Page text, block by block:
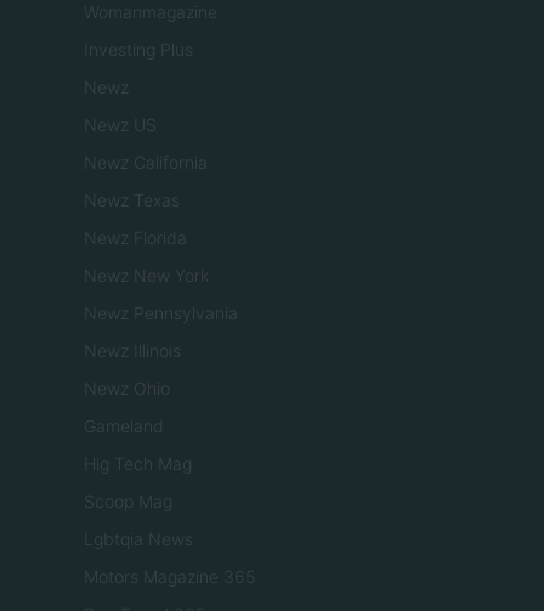
Womanmagazine
Investing Plus
Newz
Newz US
Newz California
Newz Texas
Newz Florida
Newz New York
Newz Pennsylvania
Newz Illinois
Newz Ohio
Gameland
Hig Tech Mag
Scoop Mag
Lgbtqia News
Motors Magazine 365